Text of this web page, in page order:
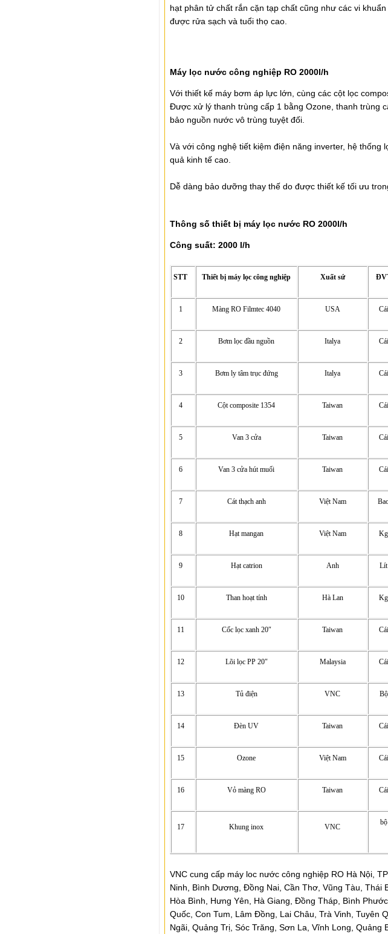
hạt phân tử chất rắn cặn tạp chất cũng như các vi
được rửa sạch và tuổi thọ cao.
Máy lọc nước công nghiệp RO 2000l/h
Với thiết kế máy bơm áp lực lớn, cùng các cột lọc
Được xử lý thanh trùng cấp 1 bằng Ozone, thanh trùng
bảo nguồn nước vô trùng tuyệt đối.
Và với công nghệ tiết kiệm điện năng inverter, hệ
quả kinh tế cao.
Dễ dàng bảo dưỡng thay thế do được thiết kế tối ưu
Thông số thiết bị máy lọc nước RO 2000l/h
Công suất: 2000 l/h
STT Thiết bị máy lọc công nghiệp Xuất sứ
1 Màng RO Filmtec 4040 USA Cái
2 Bơm lọc đầu nguồn Italya Cái
3 Bơm ly tâm trục đứng Italya Cái
4 Cột composite 1354 Taiwan Cái
5 Van 3 cửa Taiwan Cái
6 Van 3 cửa hút muối Taiwan Cái
7 Cát thạch anh Việt Nam
8 Hạt mangan Việt Nam Kg
9 Hạt catrion Anh Lít
10 Than hoạt tính Hà Lan Kg
11 Cốc lọc xanh 20″ Taiwan Cái
12 Lõi lọc PP 20″ Malaysia Cái
13 Tủ điện VNC Bộ
14 Đèn UV Taiwan Cái
15 Ozone Việt Nam Cái
16 Vỏ màng RO Taiwan Cái
17 Khung inox VNC
bộ
VNC cung cấp máy loc nước công nghiệp RO Hà Nội,
Ninh, Bình Dương, Đồng Nai, Cần Thơ, Vũng Tàu, Thái
Hòa Bình, Hưng Yên, Hà Giang, Đồng Tháp, Bình
Quốc, Con Tum, Lâm Đồng, Lai Châu, Trà Vinh, Tuyên
Ngãi, Quảng Trị, Sóc Trăng, Sơn La, Vĩnh Long,